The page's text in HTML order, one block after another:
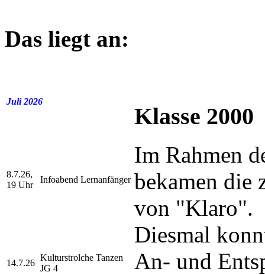
Das liegt an:
Juli 2026
8.7.26,
19 Uhr
Infoabend Lernanfänger
14.7.26
Kulturstrolche Tanzen
JG 4
Klasse 2000
Im Rahmen
bekamen die
von "Klaro".
Diesmal
An- und